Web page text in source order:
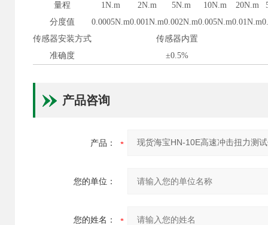
量程
1N.m 2N.m 5N.m 10N.m 20N.m
分度值
0.0005N.m0.001N.m0.002N.m0.005N.m0.01N.m
传感器安装方式
传感器内置
准确度
±0.5%
产品咨询
产品：
您的单位：
您的姓名：